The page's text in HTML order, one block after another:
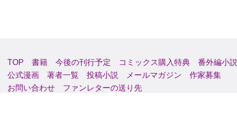
TOP 書籍 今後の刊行予定 コミックス購入特典
番外編小説
公式漫画
著者一覧 投稿小説 メールマガジン
作家募集
お問い合わせ
ファンレターの送り先